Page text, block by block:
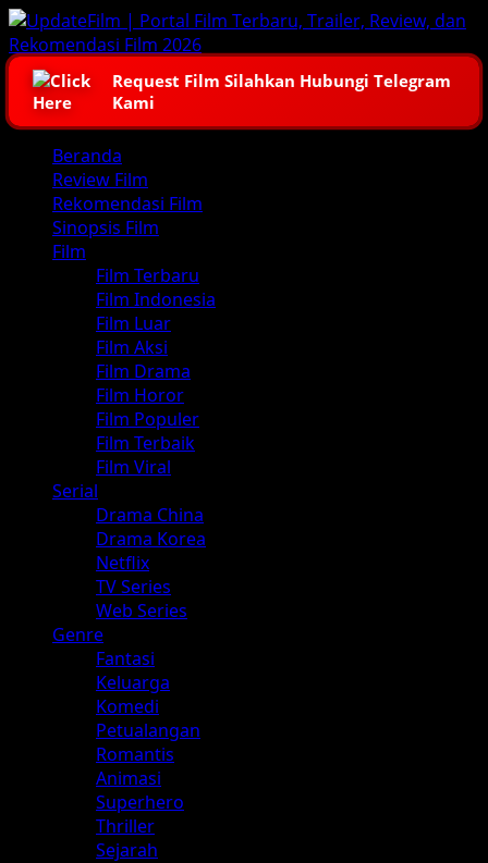
Skip
to
content
Request Film Silahkan Hubungi Telegram
Kami
Primary
Menu
Beranda
Review Film
Rekomendasi Film
Sinopsis Film
Film
Film Terbaru
Film Indonesia
Film Luar
Film Aksi
Film Drama
Film Horor
Film Populer
Film Terbaik
Film Viral
Serial
Drama China
Drama Korea
Netflix
TV Series
Web Series
Genre
Fantasi
Keluarga
Komedi
Petualangan
Romantis
Animasi
Superhero
Thriller
Sejarah